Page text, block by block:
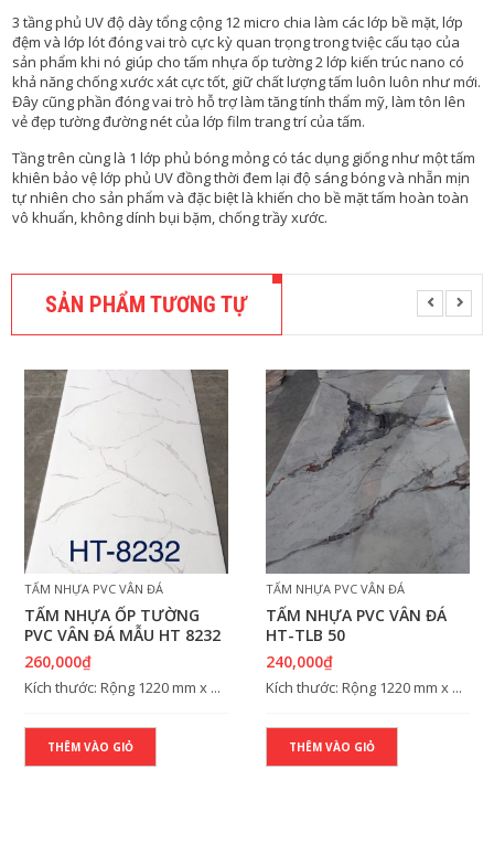
3 tầng phủ UV độ dày tổng cộng 12 micro chia làm các lớp bề mặt, lớp
đệm và lớp lót đóng vai trò cực kỳ quan trọng trong tviệc cấu tạo của
sản phẩm khi nó giúp cho tấm nhựa ốp tường 2 lớp kiến trúc nano có
khả năng chống xước xát cực tốt, giữ chất lượng tấm luôn luôn như mới.
Đây cũng phần đóng vai trò hỗ trợ làm tăng tính thẩm mỹ, làm tôn lên
vẻ đẹp tường đường nét của lớp film trang trí của tấm.
Tầng trên cùng là 1 lớp phủ bóng mỏng có tác dụng giống như một tấm
khiên bảo vệ lớp phủ UV đồng thời đem lại độ sáng bóng và nhẵn mịn
tự nhiên cho sản phẩm và đặc biệt là khiến cho bề mặt tấm hoàn toàn
vô khuẩn, không dính bụi bặm, chống trầy xước.
SẢN PHẨM TƯƠNG TỰ
TẤM NHỰA PVC VÂN ĐÁ
TẤM NHỰA ỐP TƯỜNG
PVC VÂN ĐÁ MẪU HT 8232
260,000₫
Kích thước: Rộng 1220 mm x ...
THÊM VÀO GIỎ
TẤM NHỰA PVC VÂN ĐÁ
TẤM NHỰA PVC VÂN ĐÁ
HT-TLB 50
240,000₫
Kích thước: Rộng 1220 mm x ...
THÊM VÀO GIỎ